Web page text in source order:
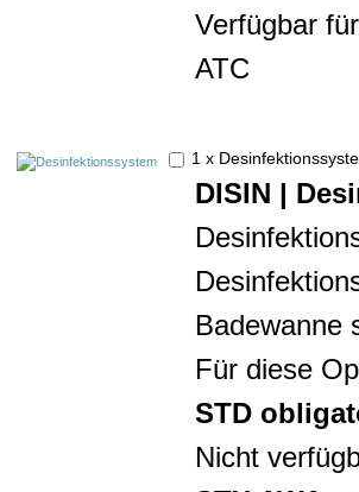
Verfügbar
ATC
1 x
DISIN |
Badewanne
Für diese
STD
Nicht